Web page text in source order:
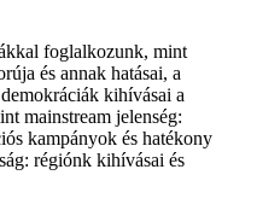
foglalkozunk, mint
és annak hatásai, a
kihívásai a
mainstream jelenség:
kampányok és hatékony
régiónk kihívásai és